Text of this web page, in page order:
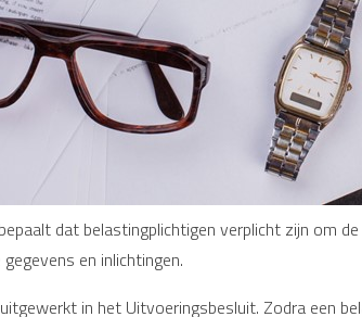
dat belastingplichtigen verplicht zijn om
en inlichtingen.
in het Uitvoeringsbesluit. Zodra een